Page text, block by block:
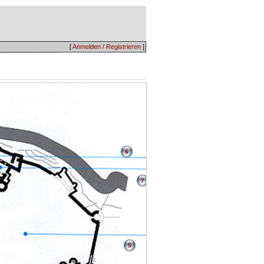
[Anmelden / Registrieren ]
5
6
7